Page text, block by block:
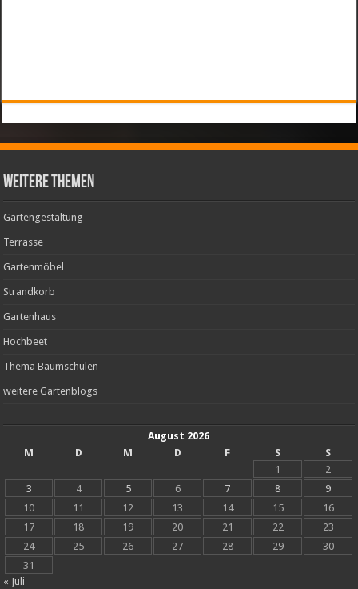
weitere Themen
Gartengestaltung
Terrasse
Gartenmöbel
Strandkorb
Gartenhaus
Hochbeet
Thema Baumschulen
weitere Gartenblogs
August 2026
M
D M D F S
S
1
2
3
4 5 6 7 8
9
10
11 12 13 14 15
16
17
18 19 20 21 22
23
24
25 26 27 28 29
30
31
« Juli